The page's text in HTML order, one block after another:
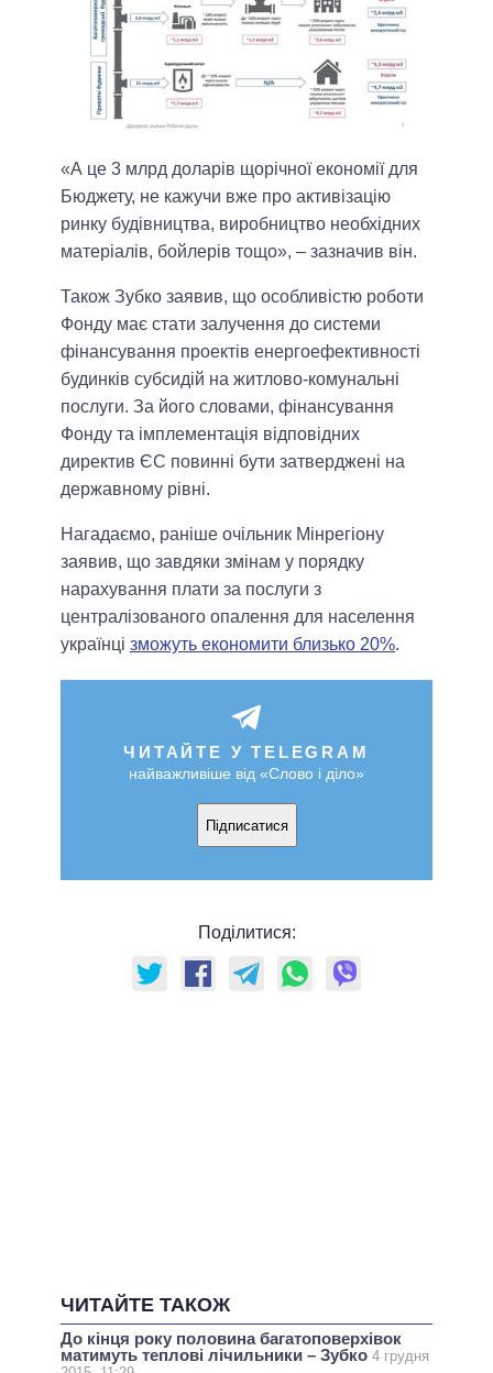
«А це 3 млрд доларів щорічної економії для
Бюджету, не кажучи вже про активізацію
ринку будівництва, виробництво необхідних
матеріалів, бойлерів тощо», – зазначив він.
Також Зубко заявив, що особливістю роботи
Фонду має стати залучення до системи
фінансування проектів енергоефективності
будинків субсидій на житлово-комунальні
послуги. За його словами, фінансування
Фонду та імплементація відповідних
директив ЄС повинні бути затверджені на
державному рівні.
Нагадаємо, раніше очільник Мінрегіону
заявив, що завдяки змінам у порядку
нарахування плати за послуги з
централізованого опалення для населення
українці зможуть економити близько 20%.
ЧИТАЙТЕ У TELEGRAM
найважливіше від «Слово і діло»
Підписатися
Поділитися:
ЧИТАЙТЕ ТАКОЖ
До кінця року половина багатоповерхівок
матимуть теплові лічильники – Зубко 4 грудня